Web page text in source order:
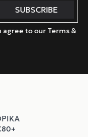
to our Terms &